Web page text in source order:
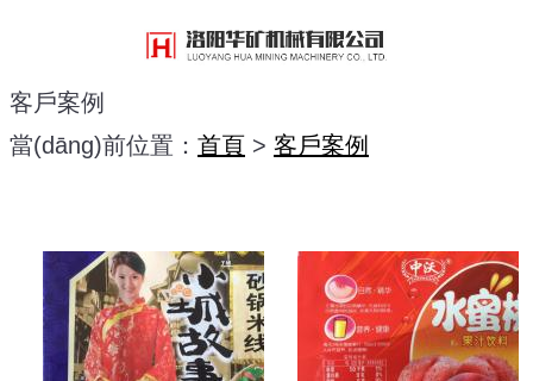
客戶案例
當(dāng)前位置： 首頁 > 客戶案例